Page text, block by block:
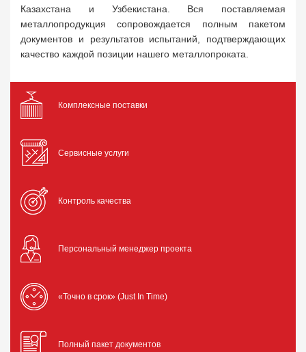
Казахстана и Узбекистана. Вся поставляемая
металлопродукция сопровождается полным пакетом
документов и результатов испытаний, подтверждающих
качество каждой позиции нашего металлопроката.
Комплексные поставки
Сервисные услуги
Контроль качества
Персональный менеджер проекта
«Точно в срок» (Just In Time)
Полный пакет документов